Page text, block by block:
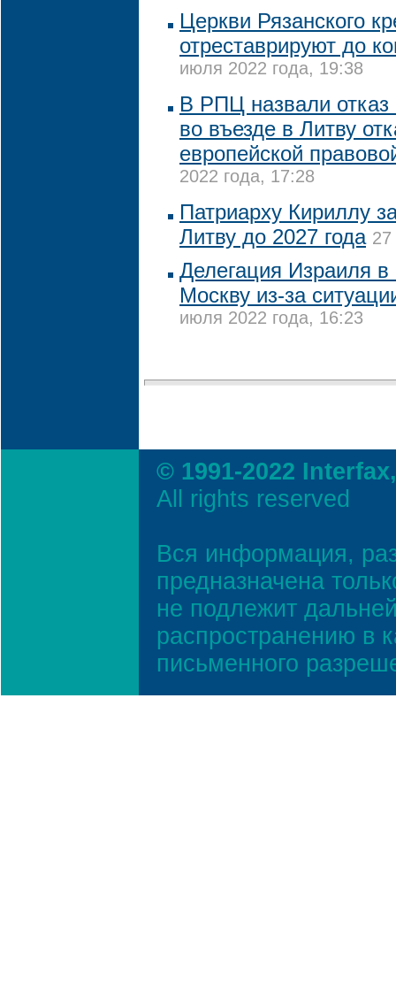
Церкви Рязанского
отреставрируют до
июля 2022 года, 19:38
В РПЦ назвали отказ
во въезде в Литву
европейской
2022 года, 17:28
Патриарху Кириллу
Литву до 2027 года
Делегация Израиля в
Москву из-за
июля 2022 года, 16:23
© 1991-2022
All rights reserved
Вся информация,
предназначена
не подлежит
распространению в
письменного